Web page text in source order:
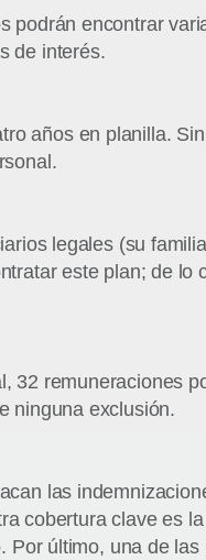
encontrar
de interés.
años en planilla.
legales (su
este plan; de lo
32 remuneraciones
ninguna exclusión.
las
cobertura clave es
último, una de